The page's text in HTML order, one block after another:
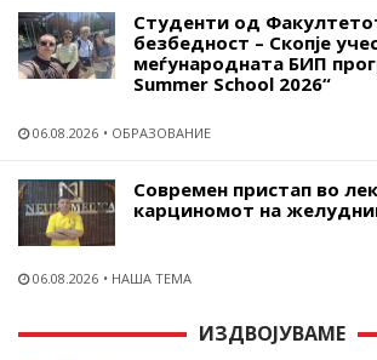
Студенти од
безбедност – Скопје
меѓународната БИП
Summer School 2026“
06.08.2026 ОБРАЗОВАНИЕ
Современ пристап во
карциномот на
06.08.2026 НАША ТЕМА
ИЗДВОЈУВАМЕ